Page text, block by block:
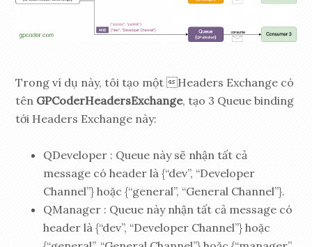
Trong ví dụ này, tôi tạo một Headers Exchange có
tên GPCoderHeadersExchange, tạo 3 Queue binding
tới Headers Exchange này:
QDeveloper : Queue này sẽ nhận tất cả
message có header là {“dev”, “Developer
Channel”} hoặc {“general”, “General Channel”}.
QManager : Queue này nhận tất cả message có
header là {“dev”, “Developer Channel”} hoặc